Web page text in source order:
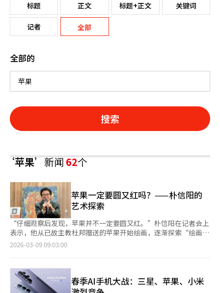
标题 正文 标题+正文 关键词
记者 全部
全部的
搜索
‘苹果’新闻62个
苹果一定要圆又红吗？——朴信阳的
艺术探索
“仔细观察后发现，苹果并不一定要圆又红。”朴信阳在记者会上
表示，他从已故主教杜邦赠送的苹果开始绘画，逐渐探索“绘画是
什么”的问题。他的苹果画作从最初的圆红逐渐演变为多样的形
表达的基础。在绘画过程中，他回忆起俄罗斯留学时的朋友基里
尔，探讨思念的起源和意义。他表示：“思念不仅仅是见面能解决
的问题，而是对情感的深层次探索。”此次展览结合了戏剧元素，
2026-03-09 09:03:00
春季AI手机大战：三星、苹果、小米